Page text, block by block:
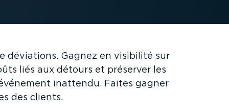
déviations. Gagnez en visibilité sur
liés aux détours et préserver les
inattendu. Faites gagner
des clients.